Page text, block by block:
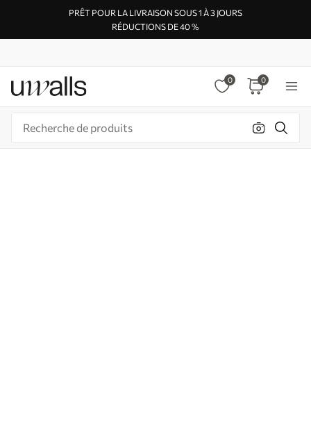
PRÊT POUR LA LIVRAISON SOUS 1 À 3 JOURS
RÉDUCTIONS DE 40 %
0 0